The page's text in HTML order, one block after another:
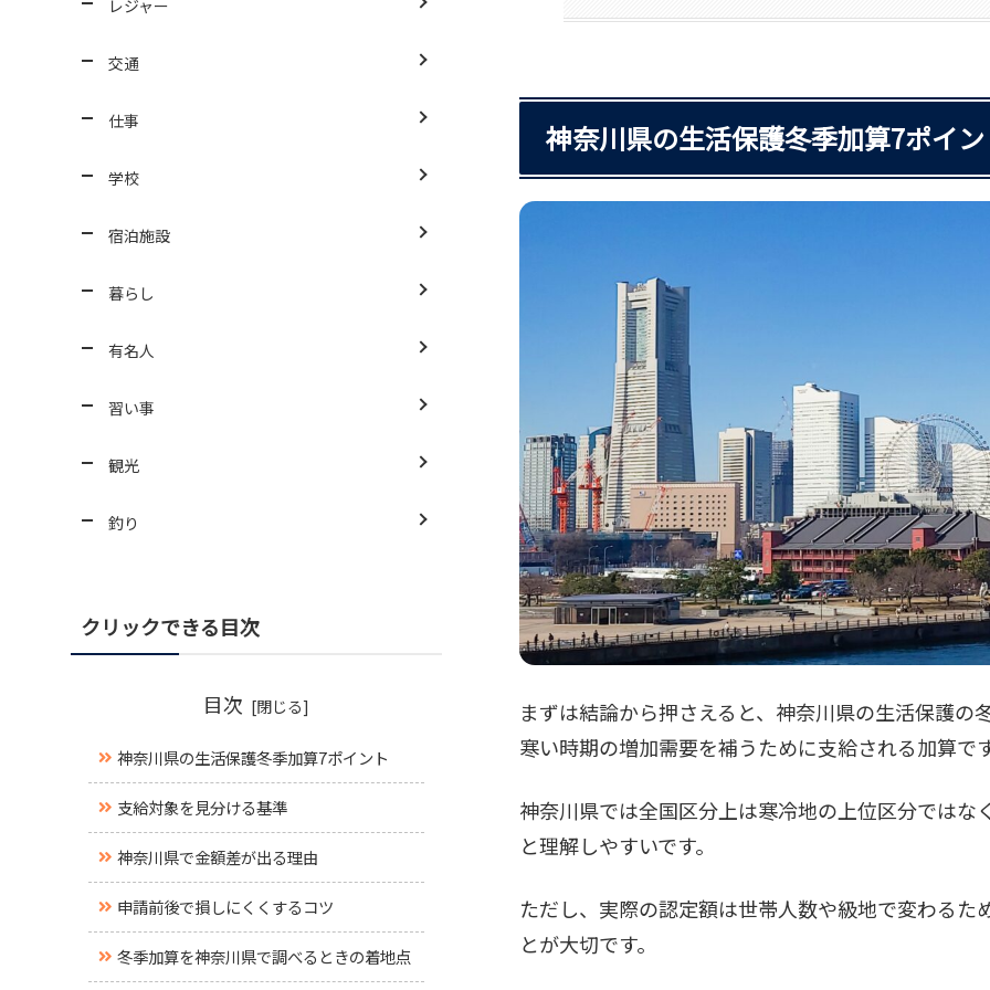
神奈川県の生活保護冬季加算7ポイ
まずは結論から押さえると、神奈川県の生活保護
寒い時期の増加需要を補うために支給される加算で
神奈川県では全国区分上は寒冷地の上位区分では
と理解しやすいです。
ただし、実際の認定額は世帯人数や級地で変わる
とが大切です。
レジャー
交通
仕事
学校
宿泊施設
暮らし
有名人
習い事
観光
釣り
クリックできる目次
目次
神奈川県の生活保護冬季加算7ポイント
支給対象を見分ける基準
神奈川県で金額差が出る理由
申請前後で損しにくくするコツ
冬季加算を神奈川県で調べるときの着地点